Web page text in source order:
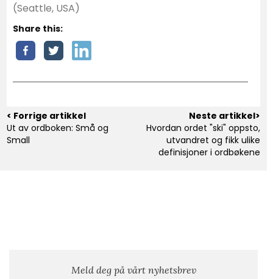
(Seattle, USA)
Share this:
< Forrige artikkel
Ut av ordboken: Små og
Small
Neste artikkel>
Hvordan ordet "ski" oppsto,
utvandret og fikk ulike
definisjoner i ordbøkene
Meld deg på vårt nyhetsbrev